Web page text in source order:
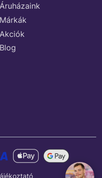
Áruházaink
Márkák
Akciók
Blog